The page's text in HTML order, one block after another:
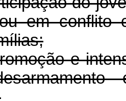
em conflito
e